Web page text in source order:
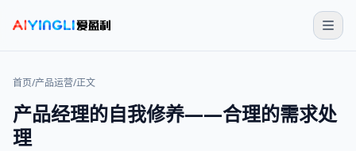
首页/产品运营/正文
产品经理的自我修养——合理的需求处
理